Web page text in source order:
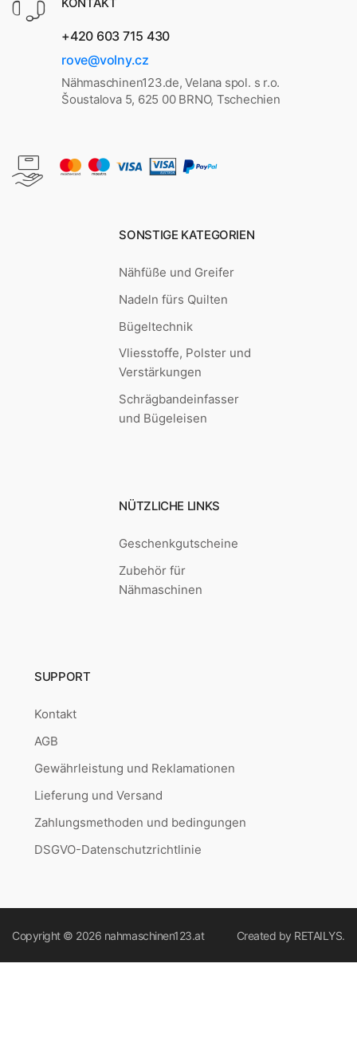
+420 603 715 430
rove@volny.cz
Nähmaschinen123.de, Velana spol. s r.o.
Šoustalova 5, 625 00 BRNO, Tschechien
SONSTIGE KATEGORIEN
Nähfüße und Greifer
Nadeln fürs Quilten
Bügeltechnik
Vliesstoffe, Polster und
Verstärkungen
Schrägbandeinfasser
und Bügeleisen
NÜTZLICHE LINKS
Geschenkgutscheine
Zubehör für
Nähmaschinen
SUPPORT
Kontakt
AGB
Gewährleistung und Reklamationen
Lieferung und Versand
Zahlungsmethoden und bedingungen
DSGVO-Datenschutzrichtlinie
Copyright © 2026 nahmaschinen123.at Created by RETAILYS.